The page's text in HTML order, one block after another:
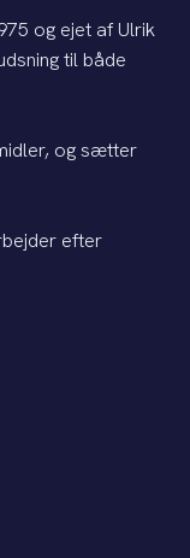
og ejet af Ulrik
til både
og sætter
efter